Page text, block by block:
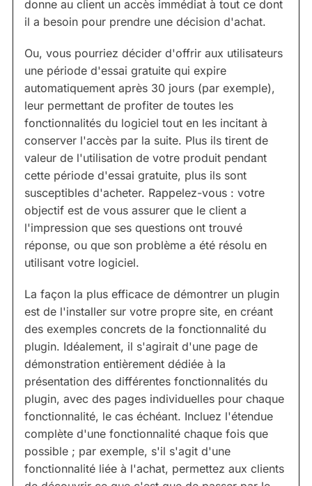
donne au client un accès immédiat à tout ce dont
il a besoin pour prendre une décision d'achat.
Ou, vous pourriez décider d'offrir aux utilisateurs
une période d'essai gratuite qui expire
automatiquement après 30 jours (par exemple),
leur permettant de profiter de toutes les
fonctionnalités du logiciel tout en les incitant à
conserver l'accès par la suite. Plus ils tirent de
valeur de l'utilisation de votre produit pendant
cette période d'essai gratuite, plus ils sont
susceptibles d'acheter. Rappelez-vous : votre
objectif est de vous assurer que le client a
l'impression que ses questions ont trouvé
réponse, ou que son problème a été résolu en
utilisant votre logiciel.
La façon la plus efficace de démontrer un plugin
est de l'installer sur votre propre site, en créant
des exemples concrets de la fonctionnalité du
plugin. Idéalement, il s'agirait d'une page de
démonstration entièrement dédiée à la
présentation des différentes fonctionnalités du
plugin, avec des pages individuelles pour chaque
fonctionnalité, le cas échéant. Incluez l'étendue
complète d'une fonctionnalité chaque fois que
possible ; par exemple, s'il s'agit d'une
fonctionnalité liée à l'achat, permettez aux clients